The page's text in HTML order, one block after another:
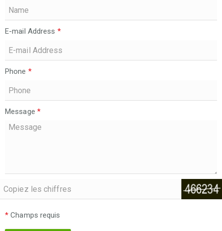
E-mail Address *
Phone *
Message *
* Champs requis